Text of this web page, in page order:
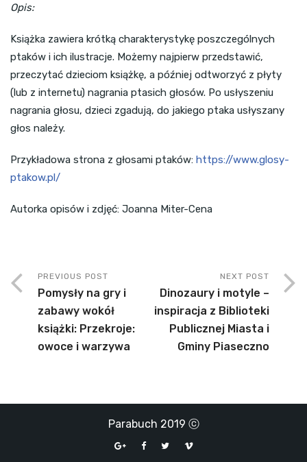
Opis:
Książka zawiera krótką charakterystykę poszczególnych
ptaków i ich ilustracje. Możemy najpierw przedstawić,
przeczytać dzieciom książkę, a później odtworzyć z płyty
(lub z internetu) nagrania ptasich głosów. Po usłyszeniu
nagrania głosu, dzieci zgadują, do jakiego ptaka usłyszany
głos należy.
Przykładowa strona z głosami ptaków: https://www.glosy-
ptakow.pl/
Autorka opisów i zdjęć: Joanna Miter-Cena
PREVIOUS POST
Pomysły na gry i
zabawy wokół
książki: Przekroje:
owoce i warzywa
NEXT POST
Dinozaury i motyle –
inspiracja z Biblioteki
Publicznej Miasta i
Gminy Piaseczno
Parabuch 2019 ⓒ